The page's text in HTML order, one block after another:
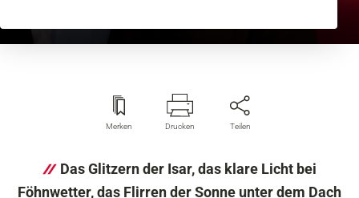
Merken Drucken Teilen
Das Glitzern der Isar, das klare Licht bei
Föhnwetter, das Flirren der Sonne unter dem Dach